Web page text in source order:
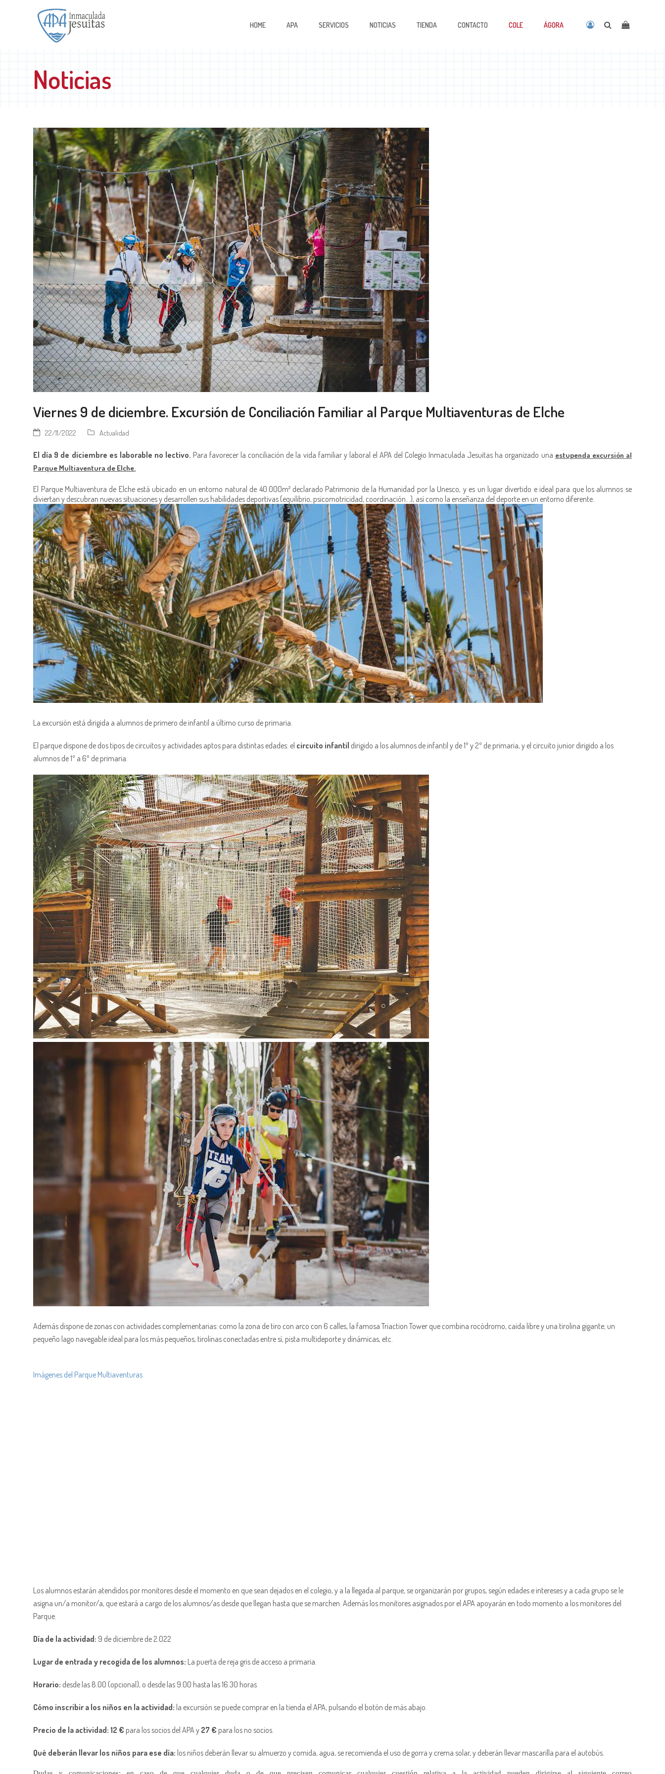
HOME APA SERVICIOS NOTICIAS TIENDA CONTACTO COLE ÁGORA
Noticias
Viernes 9 de diciembre. Excursión de Conciliación Familiar al Parque Multiaventuras de Elche
22/11/2022 Actualidad
El día 9 de diciembre es laborable no lectivo. Para favorecer la conciliación de la vida familiar y laboral el APA del Colegio Inmaculada Jesuitas ha organizado una estupenda excursión al
Parque Multiaventura de Elche.
El Parque Multiaventura de Elche está ubicado en un entorno natural de 40.000m² declarado Patrimonio de la Humanidad por la Unesco, y es un lugar divertido e ideal para que los alumnos se
diviertan y descubran nuevas situaciones y desarrollen sus habilidades deportivas (equilibrio, psicomotricidad, coordinación…), así como la enseñanza del deporte en un entorno diferente.
La excursión está dirigida a alumnos de primero de infantil a último curso de primaria.
El parque dispone de dos tipos de circuitos y actividades aptos para distintas edades: el circuito infantil dirigido a los alumnos de infantil y de 1º y 2º de primaria, y el circuito junior dirigido a los
alumnos de 1º a 6º de primaria.
Además dispone de zonas con actividades complementarias: como la zona de tiro con arco con 6 calles, la famosa Triaction Tower que combina rocódromo, caída libre y una tirolina gigante; un
pequeño lago navegable ideal para los más pequeños, tirolinas conectadas entre sí, pista multideporte y dinámicas, etc.
Imágenes del Parque Multiaventuras
Los alumnos estarán atendidos por monitores desde el momento en que sean dejados en el colegio, y a la llegada al parque, se organizarán por grupos, según edades e intereses y a cada grupo se le
asigna un/a monitor/a, que estará a cargo de los alumnos/as desde que llegan hasta que se marchen. Además los monitores asignados por el APA apoyarán en todo momento a los monitores del
Parque.
Día de la actividad: 9 de diciembre de 2.022
Lugar de entrada y recogida de los alumnos: La puerta de reja gris de acceso a primaria.
Horario: desde las 8.00 (opcional), o desde las 9.00 hasta las 16.30 horas
Cómo inscribir a los niños en la actividad: la excursión se puede comprar en la tienda el APA, pulsando el botón de más abajo.
Precio de la actividad: 12 € para los socios del APA y 27 € para los no socios.
Qué deberán llevar los niños para ese día: los niños deberán llevar su almuerzo y comida, agua, se recomienda el uso de gorra y crema solar, y deberán llevar mascarilla para el autobús.